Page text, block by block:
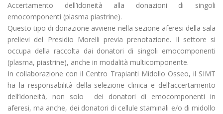
Accertamento dell’idoneità alla donazioni di singoli
emocomponenti (plasma piastrine).
Questo tipo di donazione avviene nella sezione aferesi della sala
prelievi del Presidio Morelli previa prenotazione. Il settore si
occupa della raccolta dai donatori di singoli emocomponenti
(plasma, piastrine), anche in modalità multicomponente.
In collaborazione con il Centro Trapianti Midollo Osseo, il SIMT
ha la responsabilità della selezione clinica e dell’accertamento
dell’idoneità, non solo dei donatori di emocomponenti in
aferesi, ma anche, dei donatori di cellule staminali e/o di midollo